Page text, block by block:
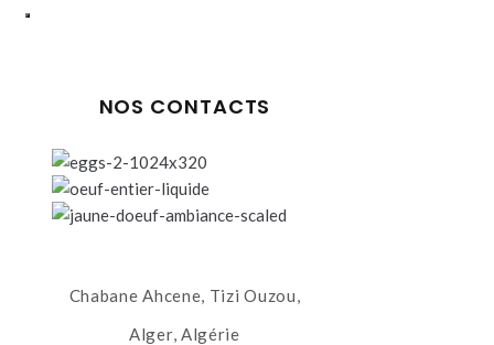
NOS CONTACTS
Chabane Ahcene, Tizi Ouzou,
Alger, Algérie